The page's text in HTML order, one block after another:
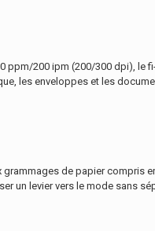
ppm/200 ipm (200/300 dpi),
les enveloppes et les
de papier compris
un levier vers le mode sans